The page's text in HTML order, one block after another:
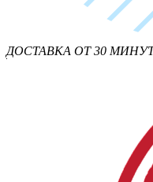
ДОСТАВКА ОТ 30